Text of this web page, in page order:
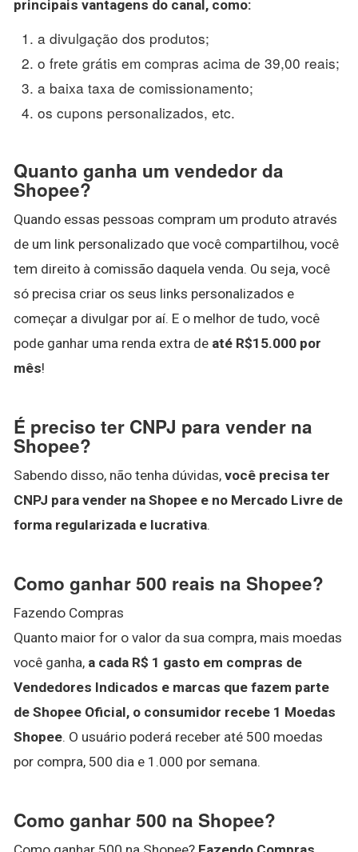
principais vantagens do canal, como:
a divulgação dos produtos;
o frete grátis em compras acima de 39,00 reais;
a baixa taxa de comissionamento;
os cupons personalizados, etc.
Quanto ganha um vendedor da
Shopee?
Quando essas pessoas compram um produto através
de um link personalizado que você compartilhou, você
tem direito à comissão daquela venda. Ou seja, você
só precisa criar os seus links personalizados e
começar a divulgar por aí. E o melhor de tudo, você
pode ganhar uma renda extra de até R$15.000 por
mês!
É preciso ter CNPJ para vender na
Shopee?
Sabendo disso, não tenha dúvidas, você precisa ter
CNPJ para vender na Shopee e no Mercado Livre de
forma regularizada e lucrativa.
Como ganhar 500 reais na Shopee?
Fazendo Compras
Quanto maior for o valor da sua compra, mais moedas
você ganha, a cada R$ 1 gasto em compras de
Vendedores Indicados e marcas que fazem parte
de Shopee Oficial, o consumidor recebe 1 Moedas
Shopee. O usuário poderá receber até 500 moedas
por compra, 500 dia e 1.000 por semana.
Como ganhar 500 na Shopee?